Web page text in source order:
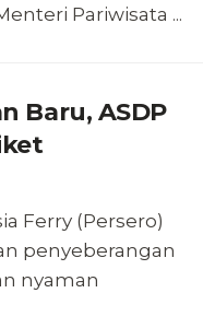
Pariwisata ...
Baru, ASDP
Ferry (Persero)
penyeberangan
nyaman